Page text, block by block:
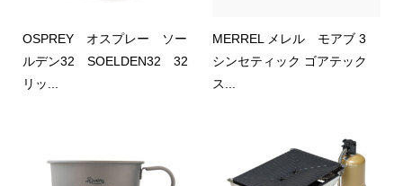
OSPREY オスプレー ソー
ルデン32 SOELDEN32 32
リッ...
MERREL メレル モアブ 3
シンセティック ゴアテック
ス...